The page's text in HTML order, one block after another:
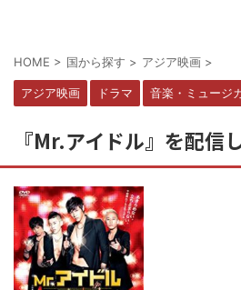
HOME > 国から探す > アジア映画 >
アジア映画 ドラマ 音楽・ミュージ
『Mr.アイドル』を配信